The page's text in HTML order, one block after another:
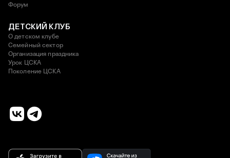
Форум
ДЕТСКИЙ КЛУБ
О детском клубе
Семейный сектор
Организация праздника
Урок ЦСКА
Поколение ЦСКА